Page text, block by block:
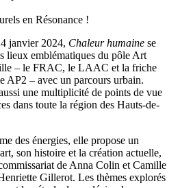
en Résonance !
janvier 2024, Chaleur humaine se
lieux emblématiques du pôle Art
– le FRAC, le LAAC et la friche
AP2 – avec un parcours urbain.
une multiplicité de points de vue
dans toute la région des Hauts-de-
des énergies, elle propose un
son histoire et la création actuelle,
de Anna Colin et Camille
Gillerot. Les thèmes explorés